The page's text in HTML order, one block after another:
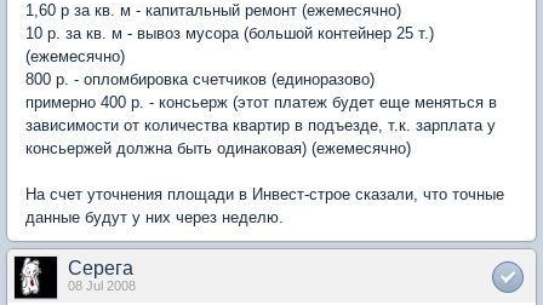
1,60 р за кв. м - капитальный ремонт (ежемесячно)
10 р. за кв. м - вывоз мусора (большой контейнер 25 т.)
(ежемесячно)
800 р. - опломбировка счетчиков (единоразово)
примерно 400 р. - консьерж (этот платеж будет еще меняться в
зависимости от количества квартир в подъезде, т.к. зарплата у
консьержей должна быть одинаковая) (ежемесячно)
На счет уточнения площади в Инвест-строе сказали, что точные
данные будут у них через неделю.
Серега
08 Jul 2008